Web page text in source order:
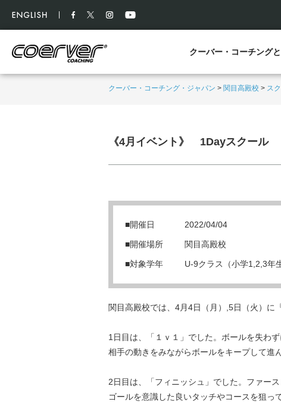
クーバー・コーチング
クーバー・コーチング・ジャパン > 関目高殿校 > ス
《4月イベント》 1Dayスクール
■開催日 2022/04/04
■開催場所 関目高殿校
■対象学年 U-9クラス（小学1,2,3年
関目高殿校では、4月4日（月）,5日（火）に
1日目は、「１ｖ１」でした。ボールを失わ
相手の動きをみながらボールをキープして進
2日目は、「フィニッシュ」でした。ファー
ゴールを意識した良いタッチやコースを狙っ